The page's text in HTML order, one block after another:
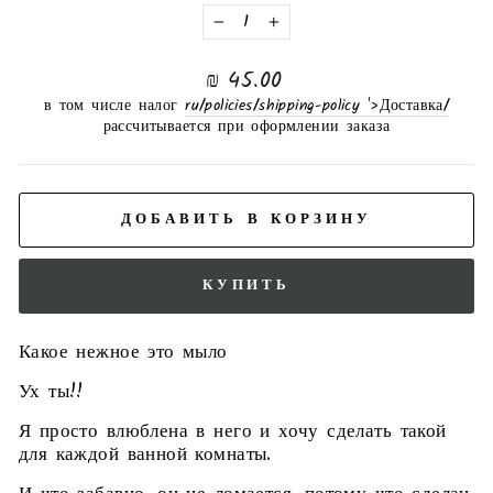
−
+
нормальная
цена
45.00 ₪
в том числе налог
/ru/policies/shipping-policy '>Доставка
рассчитывается при оформлении заказа
ДОБАВИТЬ В КОРЗИНУ
КУПИТЬ
Какое нежное это мыло
Ух ты!!
Я просто влюблена в него и хочу сделать такой
для каждой ванной комнаты.